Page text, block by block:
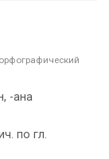
-ана
по гл.